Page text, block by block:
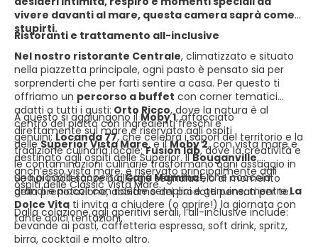
vivere davanti al mare, questa camera saprà come
stupirti.
Ristoranti e trattamento all-inclusive
Nel nostro ristorante Centrale, climatizzato e situato
nella piazzetta principale, ogni pasto è pensato sia per
sorprenderti che per farti sentire a casa. Per questo ti
offriamo un percorso a buffet con corner tematici
adatti a tutti i gusti: Orto Ricco, dove la natura è al
centro del piatto con ingredienti freschi e
genuini; Locanda 77, che celebra i sapori del territorio e la
tradizione culinaria locale;Fusion lab, dove la creatività e
le contaminazioni culinarie trasformano ogni assaggio in
una piccola scoperta;Cara Mamma!, che coccola
grandi e piccoli con ricette semplici e genuine; mentreLa
Dolce Vita ti invita a chiudere (o aprire!) la giornata con
tante dolci tentazioni.
A questo si aggiungono il Moby 1, affacciato
direttamente sul mare e riservato agli ospiti
delleSuperior Vista Mare, e ilMoby 2, con vista mare e
destinato agli ospiti delle Superior. IlBouganville,
anch’esso vista mare, è riservato principalmente agli
ospiti delle Classic Vista Mare.
Se hai intolleranze o allergie segnalacelo al momento
della prenotazione, abbiamo dei prodotti pensati per te.
Dalla colazione agli aperitivi serali, l’all-inclusive include:
bevande ai pasti, caffetteria espressa, soft drink, spritz,
birra, cocktail e molto altro.